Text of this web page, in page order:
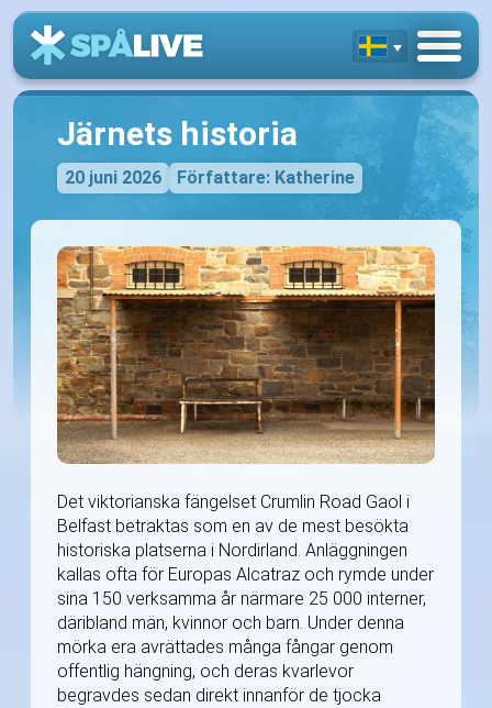
Järnets historia
20 juni 2026 Författare: Katherine
Det viktorianska fängelset Crumlin Road Gaol i
Belfast betraktas som en av de mest besökta
historiska platserna i Nordirland. Anläggningen
kallas ofta för Europas Alcatraz och rymde under
sina 150 verksamma år närmare 25 000 interner,
däribland män, kvinnor och barn. Under denna
mörka era avrättades många fångar genom
offentlig hängning, och deras kvarlevor
begravdes sedan direkt innanför de tjocka